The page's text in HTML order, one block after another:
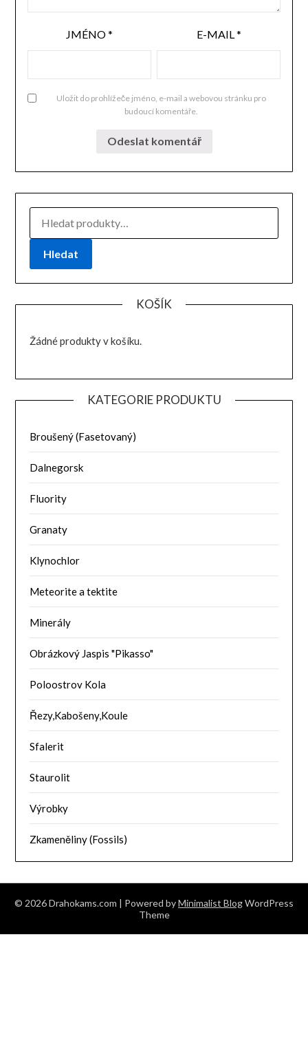
JMÉNO* E-MAIL *
Uložit do prohlížeče jméno, e-mail a webovou stránku pro
budoucí komentáře.
Hledat
KOŠÍK
Žádné produkty v košíku.
KATEGORIE PRODUKTU
Broušený (Fasetovaný)
Dalnegorsk
Fluority
Granaty
Klynochlor
Meteorite a tektite
Minerály
Obrázkový Jaspis "Pikasso"
Poloostrov Kola
Řezy,Kabošeny,Koule
Sfalerit
Staurolit
Výrobky
Zkameněliny (Fossils)
© 2026 Drahokams.com | Powered byMinimalist BlogWordPress
Theme